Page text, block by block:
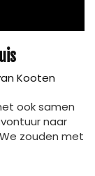
Kooten
ook samen
naar
zouden met